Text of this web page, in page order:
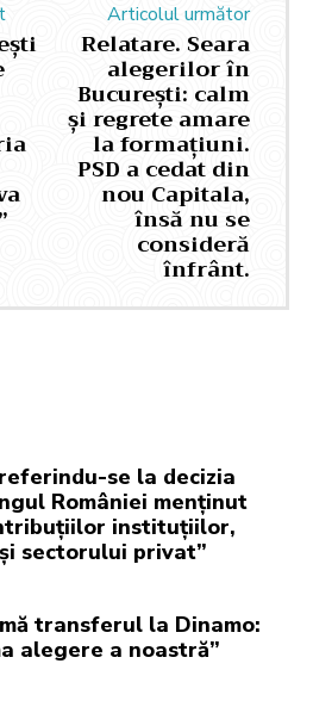
Articolul următor
Relatare. Seara
alegerilor în
București: calm
și regrete amare
la formațiuni.
PSD a cedat din
nou Capitala,
însă nu se
consideră
înfrânt.
se la decizia
României menținut
instituțiilor,
sectorului privat”
transferul la Dinamo:
alegere a noastră”